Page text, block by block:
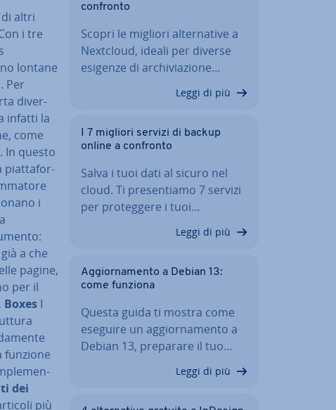
altri
i tre
lontane
Per
di­ver­
infatti la
come
In questo
piat­ta­for­
i
a che
pagine,
per il
Boxes I
funzione
dei
più
confronto
Scopri le migliori al­ter­na­ti­ve a
Nextcloud, ideali per diverse
esigenze di ar­chi­via­zio­ne…
Leggi di più
I 7 migliori servizi di backup
online a confronto
Salva i tuoi dati al sicuro nel
cloud. Ti pre­sen­tia­mo 7 servizi
per pro­teg­ge­re i tuoi…
Leggi di più
Ag­gior­na­men­to a Debian 13:
come funziona
Questa guida ti mostra come
eseguire un ag­gior­na­men­to a
Debian 13, preparare il tuo…
Leggi di più